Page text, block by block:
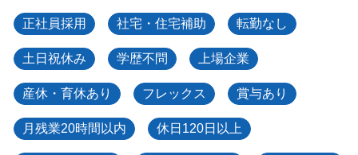
正社員採用 社宅・住宅補助 転勤なし
土日祝休み 学歴不問 上場企業
産休・育休あり フレックス 賞与あり
月残業20時間以内 休日120日以上